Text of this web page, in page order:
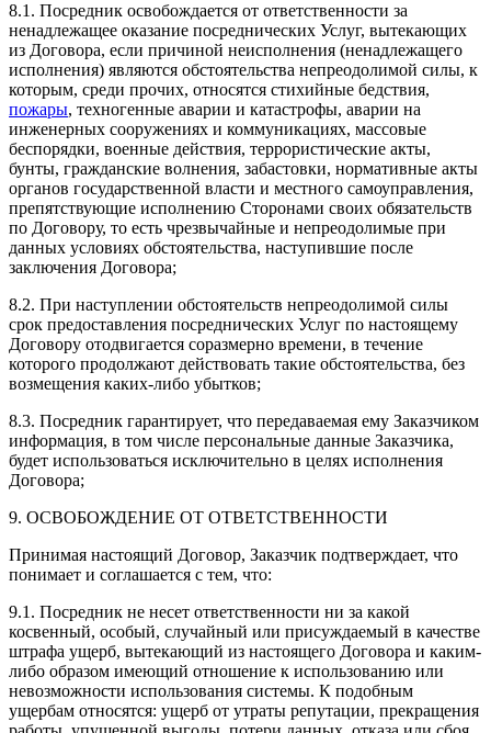
8.1. Посредник освобождается от ответственности за
ненадлежащее оказание посреднических Услуг, вытекающих
из Договора, если причиной неисполнения (ненадлежащего
исполнения) являются обстоятельства непреодолимой силы, к
которым, среди прочих, относятся стихийные бедствия,
пожары, техногенные аварии и катастрофы, аварии на
инженерных сооружениях и коммуникациях, массовые
беспорядки, военные действия, террористические акты,
бунты, гражданские волнения, забастовки, нормативные акты
органов государственной власти и местного самоуправления,
препятствующие исполнению Сторонами своих обязательств
по Договору, то есть чрезвычайные и непреодолимые при
данных условиях обстоятельства, наступившие после
заключения Договора;
8.2. При наступлении обстоятельств непреодолимой силы
срок предоставления посреднических Услуг по настоящему
Договору отодвигается соразмерно времени, в течение
которого продолжают действовать такие обстоятельства, без
возмещения каких-либо убытков;
8.3. Посредник гарантирует, что передаваемая ему Заказчиком
информация, в том числе персональные данные Заказчика,
будет использоваться исключительно в целях исполнения
Договора;
9. ОСВОБОЖДЕНИЕ ОТ ОТВЕТСТВЕННОСТИ
Принимая настоящий Договор, Заказчик подтверждает, что
понимает и соглашается с тем, что:
9.1. Посредник не несет ответственности ни за какой
косвенный, особый, случайный или присуждаемый в качестве
штрафа ущерб, вытекающий из настоящего Договора и каким-
либо образом имеющий отношение к использованию или
невозможности использования системы. К подобным
ущербам относятся: ущерб от утраты репутации, прекращения